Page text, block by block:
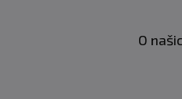
O